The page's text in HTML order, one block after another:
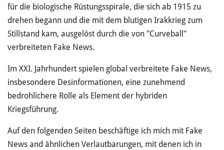
für die biologische Rüstungsspirale, die sich ab 1915 zu
drehen begann und die mit dem blutigen Irakkrieg zum
Stillstand kam, ausgelöst durch die von "Curveball"
verbreiteten Fake News.
Im XXI. Jahrhundert spielen global verbreitete Fake News,
insbesondere Desinformationen, eine zunehmend
bedrohlichere Rolle als Element der hybriden
Kriegsführung.
Auf den folgenden Seiten beschäftige ich mich mit Fake
News and ähnlichen Verlautbarungen, mit denen ich in